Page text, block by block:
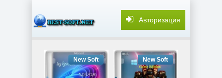
Авторизация
New Soft New Soft